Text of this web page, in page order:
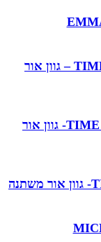
צמוד תקרה זהב TIME 32W 40CM 3CCT – גוון אור
צמוד תקרה שחור TIME 48W 60CM 3CCT- גוון אור